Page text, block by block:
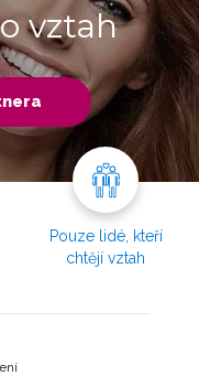
vztah
Pouze lidé, kteří
chtějí vztah